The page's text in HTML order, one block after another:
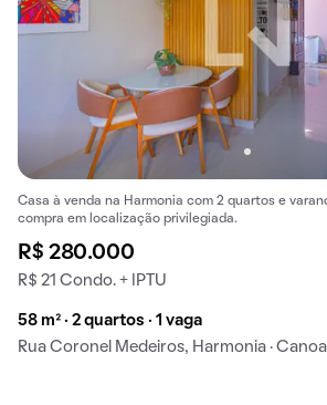
Casa à venda na Harmonia com 2 quartos e
compra em localização privilegiada.
R$ 280.000
R$ 21 Condo. + IPTU
58 m² · 2 quartos · 1 vaga
Rua Coronel Medeiros, Harmonia ·